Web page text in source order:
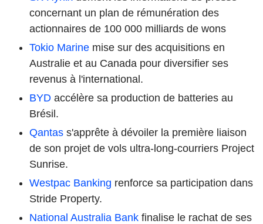
concernant un plan de rémunération des
actionnaires de 100 000 milliards de wons
Tokio Marine mise sur des acquisitions en
Australie et au Canada pour diversifier ses
revenus à l'international.
BYD accélère sa production de batteries au
Brésil.
Qantas s'apprête à dévoiler la première liaison
de son projet de vols ultra-long-courriers Project
Sunrise.
Westpac Banking renforce sa participation dans
Stride Property.
National Australia Bank finalise le rachat de ses